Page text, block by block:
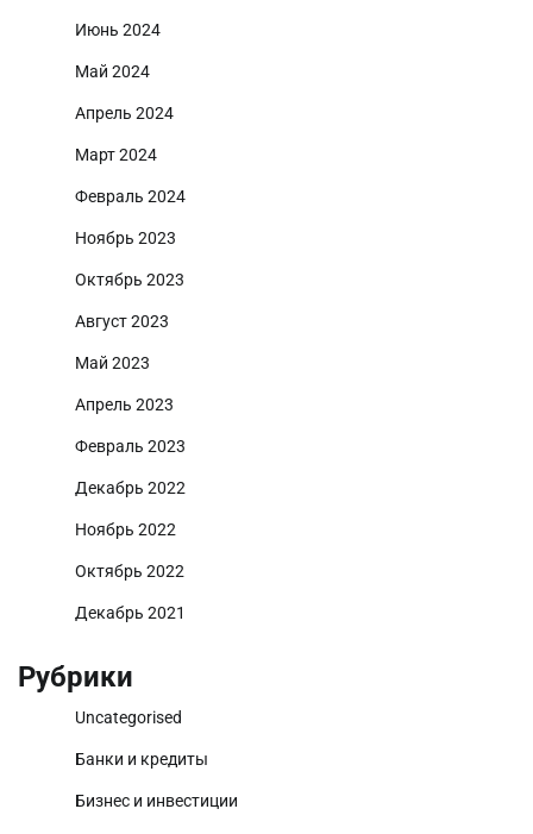
Июнь 2024
Май 2024
Апрель 2024
Март 2024
Февраль 2024
Ноябрь 2023
Октябрь 2023
Август 2023
Май 2023
Апрель 2023
Февраль 2023
Декабрь 2022
Ноябрь 2022
Октябрь 2022
Декабрь 2021
Рубрики
Uncategorised
Банки и кредиты
Бизнес и инвестиции